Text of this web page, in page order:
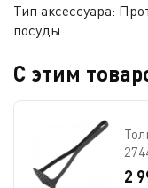
Тип аксессуара:
посуды
С этим
2